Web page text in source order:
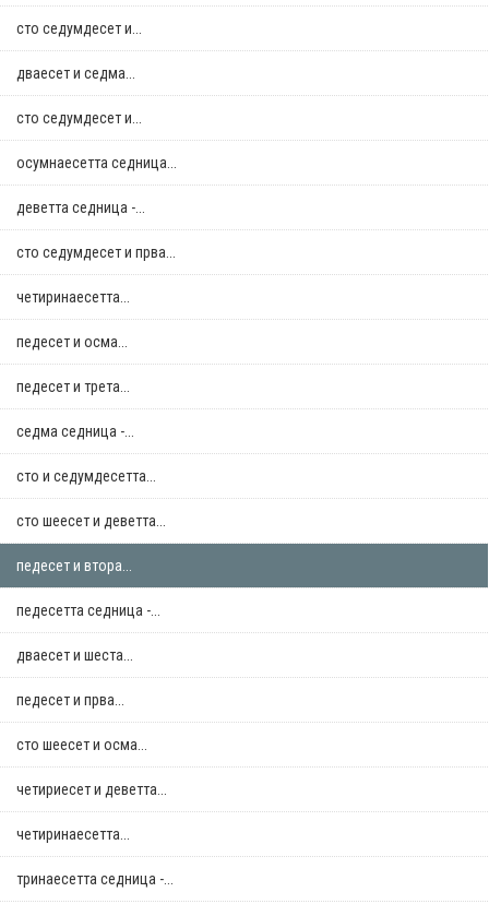
сто седумдесет и...
дваесет и седма...
сто седумдесет и...
осумнaесетта седница...
деветта седница -...
сто седумдесет и прва...
четиринаесетта...
педесет и осма...
педесет и трета...
седма седница -...
сто и седумдесетта...
сто шеесет и деветта...
педесет и втора...
педесетта седница -...
дваесет и шеста...
педесет и прва...
сто шеесет и осма...
четириесет и деветта...
четиринаесетта...
тринаесетта седница -...